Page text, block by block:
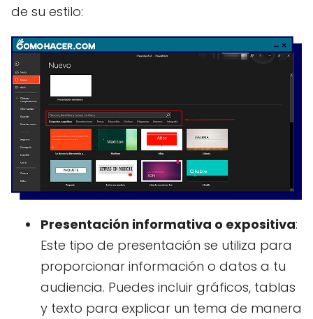
de su estilo:
Presentación informativa o expositiva:
Este tipo de presentación se utiliza para
proporcionar información o datos a tu
audiencia. Puedes incluir gráficos, tablas
y texto para explicar un tema de manera